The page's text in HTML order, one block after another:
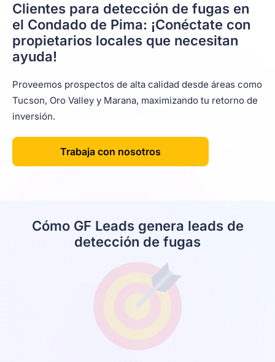
Clientes para detección de fugas en
el Condado de Pima: ¡Conéctate con
propietarios locales que necesitan
ayuda!
Proveemos prospectos de alta calidad desde áreas como
Tucson, Oro Valley y Marana, maximizando tu retorno de
inversión.
Trabaja con nosotros
Cómo GF Leads genera leads de
detección de fugas